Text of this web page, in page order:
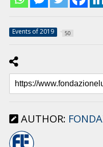
Events of 2019 50
AUTHOR: